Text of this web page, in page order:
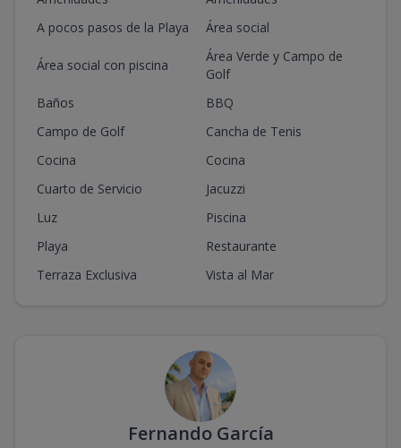
A pocos pasos de la Playa
Área social
Área social con piscina
Área Verde y Campo de
Golf
Baños
BBQ
Campo de Golf
Cancha de Tenis
Cocina
Cocina
Cuarto de Servicio
Jacuzzi
Luz
Piscina
Playa
Restaurante
Terraza Exclusiva
Vista al Mar
Fernando García